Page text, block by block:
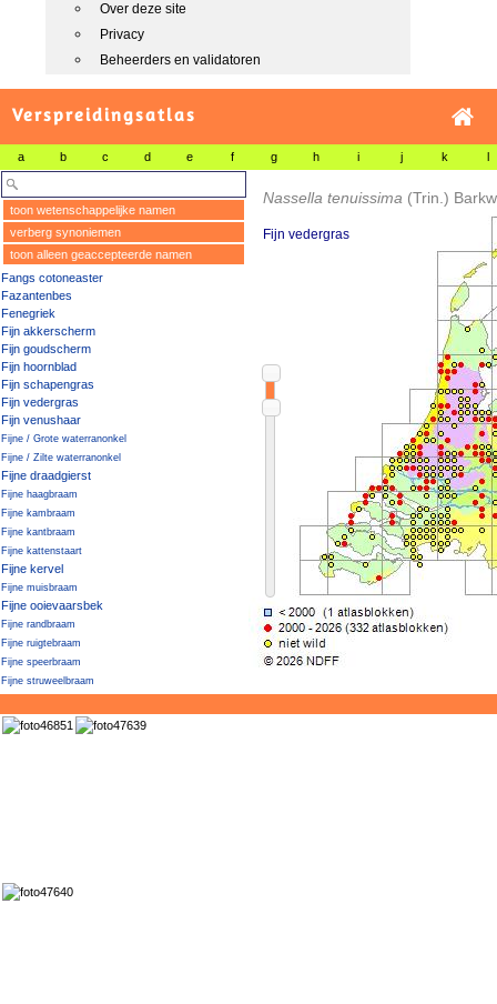
Over deze site
Privacy
Beheerders en validatoren
Verspreidingsatlas
a b c d e f g h i j k l
toon wetenschappelijke namen
verberg synoniemen
toon alleen geaccepteerde namen
Fangs cotoneaster
Fazantenbes
Fenegriek
Fijn akkerscherm
Fijn goudscherm
Fijn hoornblad
Fijn schapengras
Fijn vedergras
Fijn venushaar
Fijne / Grote waterranonkel
Fijne / Zilte waterranonkel
Fijne draadgierst
Fijne haagbraam
Fijne kambraam
Fijne kantbraam
Fijne kattenstaart
Fijne kervel
Fijne muisbraam
Fijne ooievaarsbek
Fijne randbraam
Fijne ruigtebraam
Fijne speerbraam
Fijne struweelbraam
Fijne waterranonkel
Fijngekraagde winterakoniet
Fleskalebas
Florentijns havikskruid
Nassella tenuissima (Trin.)
Fijn vedergras